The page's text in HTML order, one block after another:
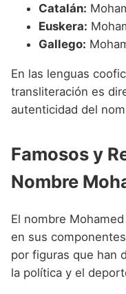
Catalán:
Euskera:
Gallego:
En las lenguas
transliteración es
autenticidad del
Famosos y
Nombre
El nombre
en sus
por figuras que han
la política y el